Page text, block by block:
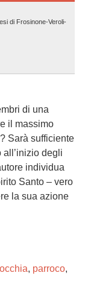
di Frosinone-Veroli-
di una
il massimo
Sarà sufficiente
degli
individua
Santo – vero
la sua azione
, parroco,